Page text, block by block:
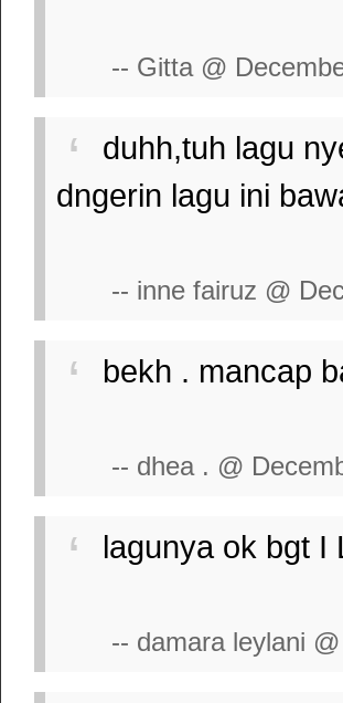
-- Gitta @
duhh,tuh lagu
dngerin lagu ini
-- inne fairuz @
bekh . mancap
-- dhea . @
lagunya ok bgt I
-- damara leylani